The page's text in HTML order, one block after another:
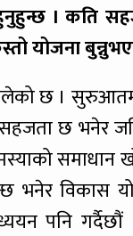
। कति
योजना
छ ।
छ भनेर
समाधान
भनेर विकास
पनि